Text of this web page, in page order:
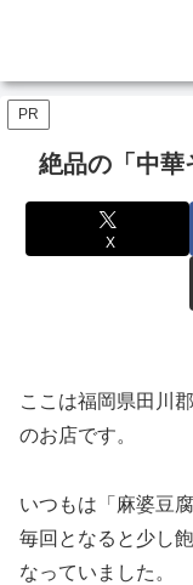
PR
絶品の「中華
X
ここは福岡県田川
のお店です。
いつもは「麻婆豆
毎回となると少し
なっていました。